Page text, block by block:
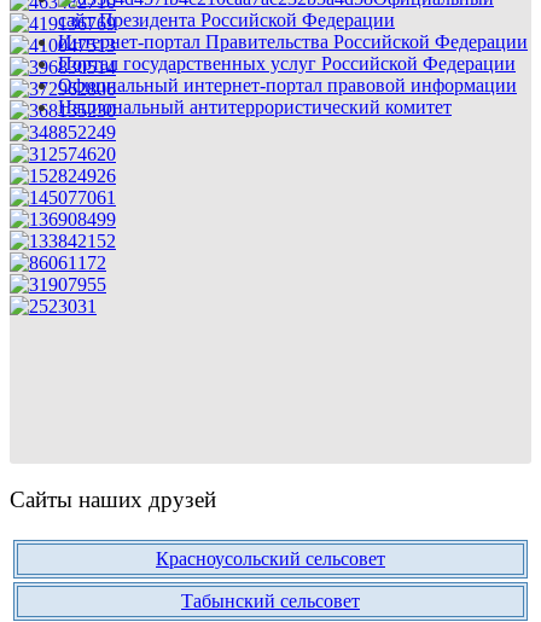
сайт Президента Российской Федерации
Интернет-портал Правительства Российской Федерации
Портал государственных услуг Российской Федерации
Официальный интернет-портал правовой информации
Национальный антитеррористический комитет
Сайты наших друзей
Красноусольский сельсовет
Табынский сельсовет